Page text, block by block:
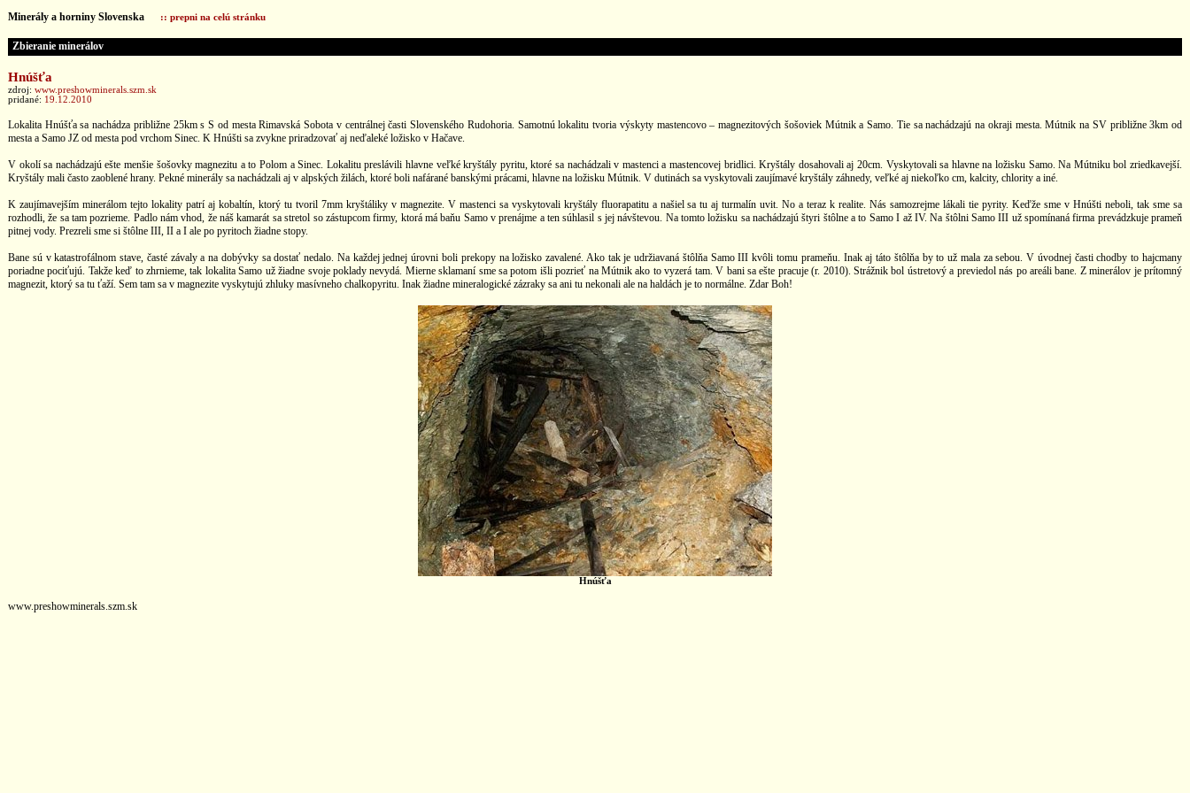
Minerály a horniny Slovenska :: prepni na celú stránku
Zbieranie minerálov
Hnúšťa
zdroj: www.preshowminerals.szm.sk
pridané: 19.12.2010
Lokalita Hnúšťa sa nachádza približne 25km s S od mesta Rimavská Sobota v centrálnej časti Slovenského Rudohoria. Samotnú lokalitu tvoria výskyty mastencovo – magnezitových šošoviek Mútnik a Samo. Tie sa nachádzajú na okraji mesta. Mútnik na SV približne 3km od
mesta a Samo JZ od mesta pod vrchom Sinec. K Hnúšti sa zvykne priradzovať aj neďaleké ložisko v Hačave.
V okolí sa nachádzajú ešte menšie šošovky magnezitu a to Polom a Sinec. Lokalitu preslávili hlavne veľké kryštály pyritu, ktoré sa nachádzali v mastenci a mastencovej bridlici. Kryštály dosahovali aj 20cm. Vyskytovali sa hlavne na ložisku Samo. Na Mútniku bol zriedkavejší.
Kryštály mali často zaoblené hrany. Pekné minerály sa nachádzali aj v alpských žilách, ktoré boli nafárané banskými prácami, hlavne na ložisku Mútnik. V dutinách sa vyskytovali zaujímavé kryštály záhnedy, veľké aj niekoľko cm, kalcity, chlority a iné.
K zaujímavejším minerálom tejto lokality patrí aj kobaltín, ktorý tu tvoril 7mm kryštáliky v magnezite. V mastenci sa vyskytovali kryštály fluorapatitu a našiel sa tu aj turmalín uvit. No a teraz k realite. Nás samozrejme lákali tie pyrity. Keďže sme v Hnúšti neboli, tak sme sa
rozhodli, že sa tam pozrieme. Padlo nám vhod, že náš kamarát sa stretol so zástupcom firmy, ktorá má baňu Samo v prenájme a ten súhlasil s jej návštevou. Na tomto ložisku sa nachádzajú štyri štôlne a to Samo I až IV. Na štôlni Samo III už spomínaná firma prevádzkuje prameň
pitnej vody. Prezreli sme si štôlne III, II a I ale po pyritoch žiadne stopy.
Bane sú v katastrofálnom stave, časté závaly a na dobývky sa dostať nedalo. Na každej jednej úrovni boli prekopy na ložisko zavalené. Ako tak je udržiavaná štôlňa Samo III kvôli tomu prameňu. Inak aj táto štôlňa by to už mala za sebou. V úvodnej časti chodby to hajcmany
poriadne pociťujú. Takže keď to zhrnieme, tak lokalita Samo už žiadne svoje poklady nevydá. Mierne sklamaní sme sa potom išli pozrieť na Mútnik ako to vyzerá tam. V bani sa ešte pracuje (r. 2010). Strážnik bol ústretový a previedol nás po areáli bane. Z minerálov je prítomný
magnezit, ktorý sa tu ťaží. Sem tam sa v magnezite vyskytujú zhluky masívneho chalkopyritu. Inak žiadne mineralogické zázraky sa ani tu nekonali ale na haldách je to normálne. Zdar Boh!
Hnúšťa
www.preshowminerals.szm.sk